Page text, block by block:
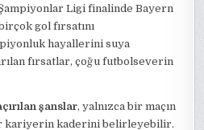
Ligi finalinde Bayern
gol fırsatını
hayallerini suya
fırsatlar, çoğu futbolseverin
şanslar, yalnızca bir maçın
kariyerin kaderini belirleyebilir.